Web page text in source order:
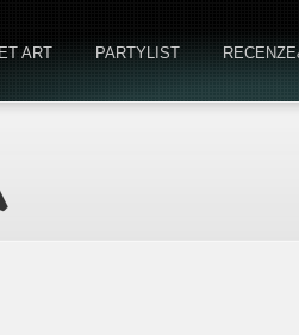
ART PARTYLIST